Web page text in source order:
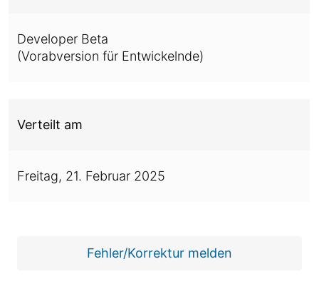
Developer Beta
(Vorabversion für Entwickelnde)
Verteilt am
Freitag, 21. Februar 2025
Fehler/Korrektur melden